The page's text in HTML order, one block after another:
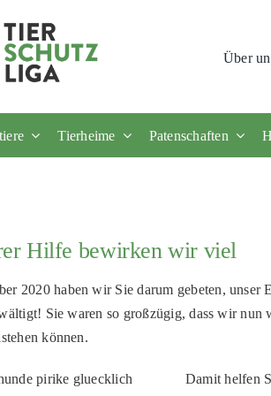
Über
Tierheime Patenschaften
Hilfe bewirken wir viel
2020 haben wir Sie darum gebeten, unser
Sie waren so großzügig, dass wir nun
können.
Damit helfen